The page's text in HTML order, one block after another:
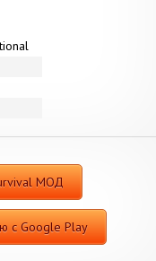
МОД
с Google Play